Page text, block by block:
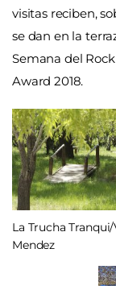
visitas reciben,
se dan en la
Semana del
Award 2018.
La Trucha Tranqui/
Mendez